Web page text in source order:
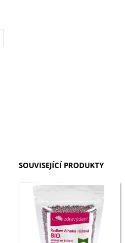
SOUVISEJÍCÍ PRODUKTY